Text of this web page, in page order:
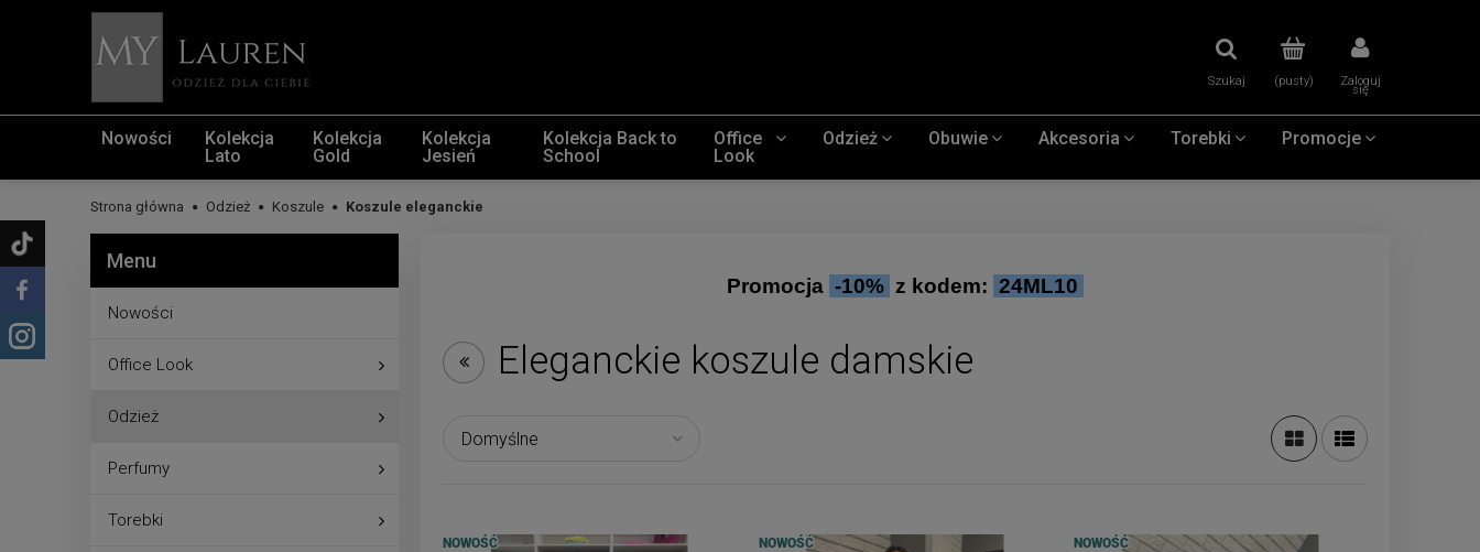
(pusty) Zaloguj
się
Szukaj
Nowości
Kolekcja
Lato
Kolekcja
Gold
Kolekcja
Jesień
Kolekcja Back to
School
Office
Look
Odzież Obuwie Akcesoria Torebki Promocje
Strona główna Odzież Koszule Koszule eleganckie
Menu
Nowości
Office Look
Odzież
Perfumy
Torebki
Promocja -10% z kodem: 24ML10
Eleganckie koszule damskie
NOWOŚĆ NOWOŚĆ NOWOŚĆ